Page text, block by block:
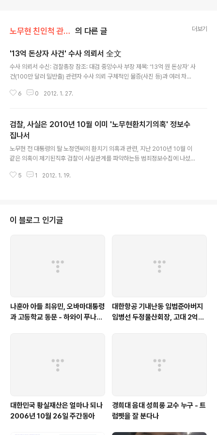
노무현 친인척 관련서류 의 다른 글 더보기
'13억 돈상자 사건' 수사 의뢰서 全文
수사 의뢰서 수신: 검찰총장 참조: 대검 중앙수사 부장 제목: ‘13억 원 돈상자’ 사
건(100만 달러 밀반출) 관련자 수사 의뢰 구체적인 물증(사진 등)과 여러 차례
主導 100만 달러 환치기 방식 밀반출 사건을 수사하여 100만 달러(13억 원)
왔다는 밀반출 관련자들의 주장에 대한 조사, 경연희(미국내 노정연 실소유 콘
도의 명목상 주인)의 도박 자금원 및 송금과정 수사, 대통령 부인 권양숙이 대통
령 전용기에 100만 달러를 싣고 가 國賓특권을 이용, 在美가족에게 전했다는
의..
6 0 2012. 1. 27.
검찰, 사실은 2010년 10월 이미 '노무현환치기의혹' 정보수
집나서
노무현 전 대통령의 딸 노정연씨의 환치기 의혹과 관련, 지난 2010년 10월 이
같은 의혹이 제기된직후 검찰이 사실관계를 파악하는등 범죄정보수집에 나섰으
- 노정연환치기수사 이미 깊숙히 진행됐다 ? - 'F카지노 최근 공문받았다' 201
29832011/01/04 - [노무현 친인척 관련서류] - 노정연, 경연희에 '비자금'약
점잡혀 끌려다녔나? - 이게 콘도계약서[첨부] ..
5 1 2012. 1. 19.
이 블로그 인기글
나훈아 아들 최유민, 오바마대통령
과 고등학교 동문 - 하와이 푸나호
대한항공 기내난동 임범준아버지
임병선 두정물산회장, 고대 2억기
대한민국 황실재산은 얼마나 되나
2006년 10월 26일 주간동아
경희대 음대 성희롱 교수 누구 - 트
럼펫을 잘 분다나